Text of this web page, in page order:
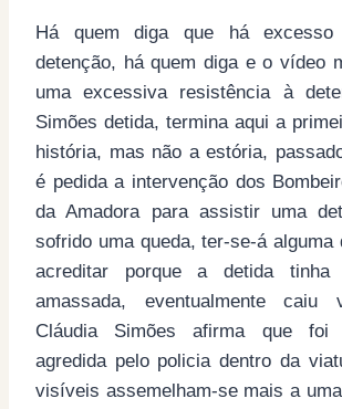
Há quem diga que há
detenção, há quem diga e o vídeo
uma excessiva resistência à
Simões detida, termina aqui a
história, mas não a estória,
é pedida a intervenção dos
da Amadora para assistir uma
sofrido uma queda, ter-se-á alguma
acreditar porque a detida
amassada, eventualmente caiu
Cláudia Simões afirma que foi
agredida pelo policia dentro da
visíveis assemelham-se mais a